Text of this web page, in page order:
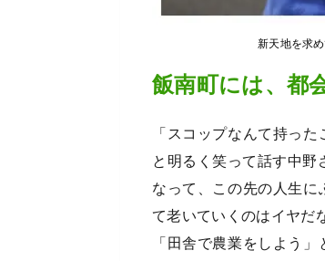
新天地を求
飯南町には、都
「スコップなんて持っ
と明るく笑って話す中野
なって、この先の人生に
て老いていくのはイヤだ
「田舎で農業をしよう